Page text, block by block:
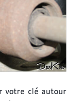
votre clé autour